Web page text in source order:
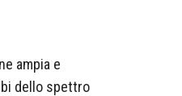
ampia e
dello spettro